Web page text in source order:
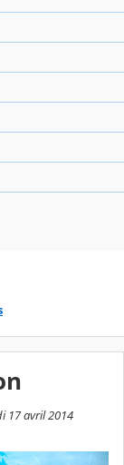
17 avril 2014